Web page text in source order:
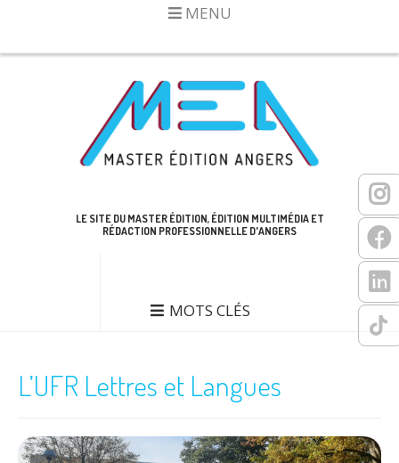
MENU
LE SITE DU MASTER ÉDITION, ÉDITION MULTIMÉDIA ET
RÉDACTION PROFESSIONNELLE D'ANGERS
MOTS CLÉS
L’UFR Lettres et Langues